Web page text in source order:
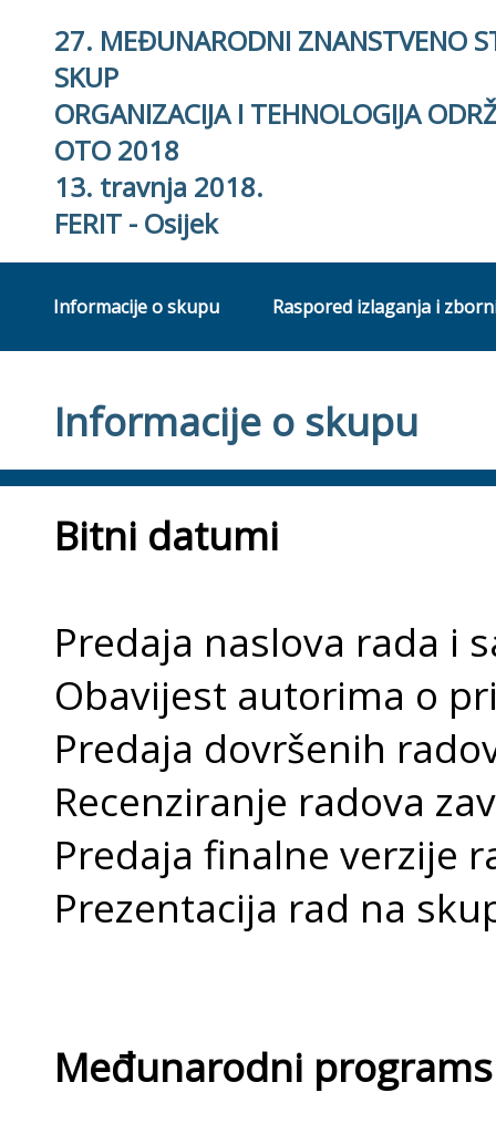
27. MEĐUNARODNI ZNANSTVENO
SKUP
ORGANIZACIJA I TEHNOLOGIJA
OTO 2018
13. travnja 2018.
FERIT - Osijek
Informacije o skupu Raspored izlaganja i
Informacije o skupu
Bitni datumi
Predaja naslova rada i
Obavijest autorima o
Predaja dovršenih
Recenziranje radova
Predaja finalne verzije
Prezentacija rad na
Međunarodni